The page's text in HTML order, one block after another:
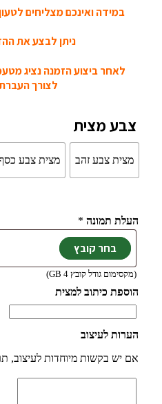
במידה ואינכם מצליחים
ניתן לבצע את
לאחר ביצוע הזמנה נציג
לצורך
צבע מצית
מצית צבע זהב מצית צבע
העלת תמונה *
(מקסימום גודל קובץ 4 GB)
הוספת כיתוב למצית
הערות לעיצוב
אם יש בקשות מיוחדות לעיצוב,